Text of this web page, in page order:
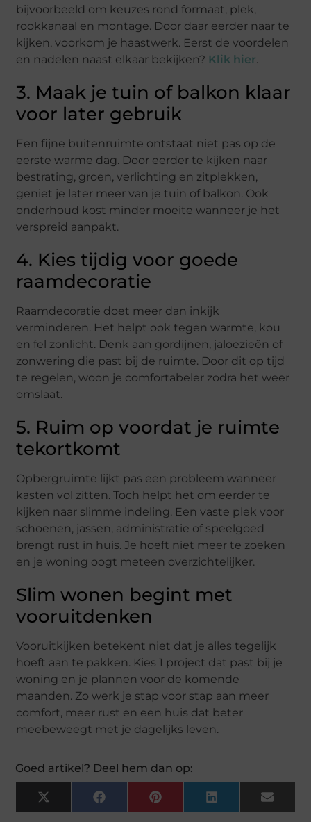
bijvoorbeeld om keuzes rond formaat, plek,
rookkanaal en montage. Door daar eerder naar te
kijken, voorkom je haastwerk. Eerst de voordelen
en nadelen naast elkaar bekijken? Klik hier.
3. Maak je tuin of balkon klaar
voor later gebruik
Een fijne buitenruimte ontstaat niet pas op de
eerste warme dag. Door eerder te kijken naar
bestrating, groen, verlichting en zitplekken,
geniet je later meer van je tuin of balkon. Ook
onderhoud kost minder moeite wanneer je het
verspreid aanpakt.
4. Kies tijdig voor goede
raamdecoratie
Raamdecoratie doet meer dan inkijk
verminderen. Het helpt ook tegen warmte, kou
en fel zonlicht. Denk aan gordijnen, jaloezieën of
zonwering die past bij de ruimte. Door dit op tijd
te regelen, woon je comfortabeler zodra het weer
omslaat.
5. Ruim op voordat je ruimte
tekortkomt
Opbergruimte lijkt pas een probleem wanneer
kasten vol zitten. Toch helpt het om eerder te
kijken naar slimme indeling. Een vaste plek voor
schoenen, jassen, administratie of speelgoed
brengt rust in huis. Je hoeft niet meer te zoeken
en je woning oogt meteen overzichtelijker.
Slim wonen begint met
vooruitdenken
Vooruitkijken betekent niet dat je alles tegelijk
hoeft aan te pakken. Kies 1 project dat past bij je
woning en je plannen voor de komende
maanden. Zo werk je stap voor stap aan meer
comfort, meer rust en een huis dat beter
meebeweegt met je dagelijks leven.
Goed artikel? Deel hem dan op:
X
(Twitter)
FacebookPinterestLinkedIn Email